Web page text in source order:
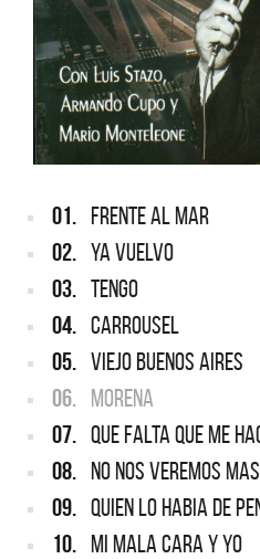
01. FRENTE AL MAR
02. YA VUELVO
03. TENGO
04. CARROUSEL
05. VIEJO BUENOS AIRES
06. MORENA
07. QUE FALTA QUE ME
08. NO NOS VEREMOS MAS
09. QUIEN LO HABIA DE
10. MI MALA CARA Y YO